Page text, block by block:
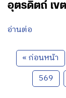
อุตรดิตถ์ เข
อ่านต่อ
« ก่อนหน้า
569